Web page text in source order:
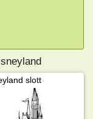
slott